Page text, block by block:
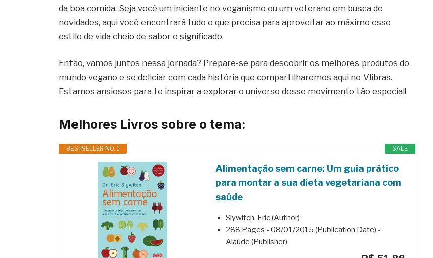
da boa comida. Seja você um iniciante no veganismo ou um veterano em busca de
novidades, aqui você encontrará tudo o que precisa para aproveitar ao máximo esse
estilo de vida cheio de sabor e significado.
Então, vamos juntos nessa jornada? Prepare-se para descobrir os melhores produtos do
mundo vegano e se deliciar com cada história que compartilharemos aqui no Vlibras.
Estamos ansiosos para te inspirar a explorar o universo desse movimento tão especial!
Melhores Livros sobre o tema:
SALE
BESTSELLER NO. 1
Alimentação sem carne: Um guia prático
para montar a sua dieta vegetariana com
saúde
Slywitch, Eric (Author)
288 Pages - 08/01/2015 (Publication Date) -
Alaúde (Publisher)